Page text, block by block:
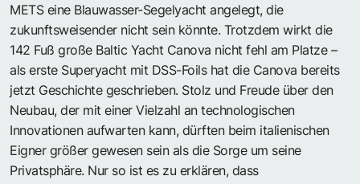
METS eine Blauwasser-Segelyacht angelegt, die
zukunftsweisender nicht sein könnte. Trotzdem wirkt die
142 Fuß große Baltic Yacht Canova nicht fehl am Platze –
als erste Superyacht mit DSS-Foils hat die Canova bereits
jetzt Geschichte geschrieben. Stolz und Freude über den
Neubau, der mit einer Vielzahl an technologischen
Innovationen aufwarten kann, dürften beim italienischen
Eigner größer gewesen sein als die Sorge um seine
Privatsphäre. Nur so ist es zu erklären, dass